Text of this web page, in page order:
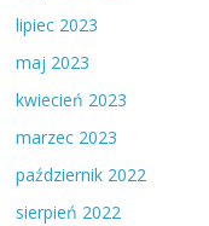
lipiec 2023
maj 2023
kwiecień 2023
marzec 2023
październik 2022
sierpień 2022